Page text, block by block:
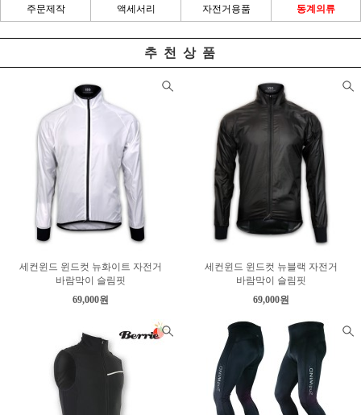
주문제작 액세서리 자전거용품 동계의류
추 천 상 품
세컨윈드 윈드컷 뉴화이트 자전거
바람막이 슬림핏
69,000원
세컨윈드 윈드컷 뉴블랙 자전거
바람막이 슬림핏
69,000원